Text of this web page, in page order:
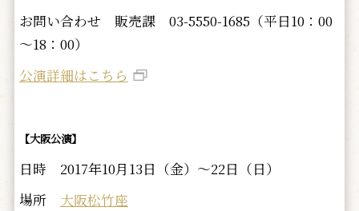
お問い合わせ 販売課 03-5550-1685（平日10：00
～18：00）
公演詳細はこちら
【大阪公演】
日時 2017年10月13日（金）～22日（日）
場所 大阪松竹座